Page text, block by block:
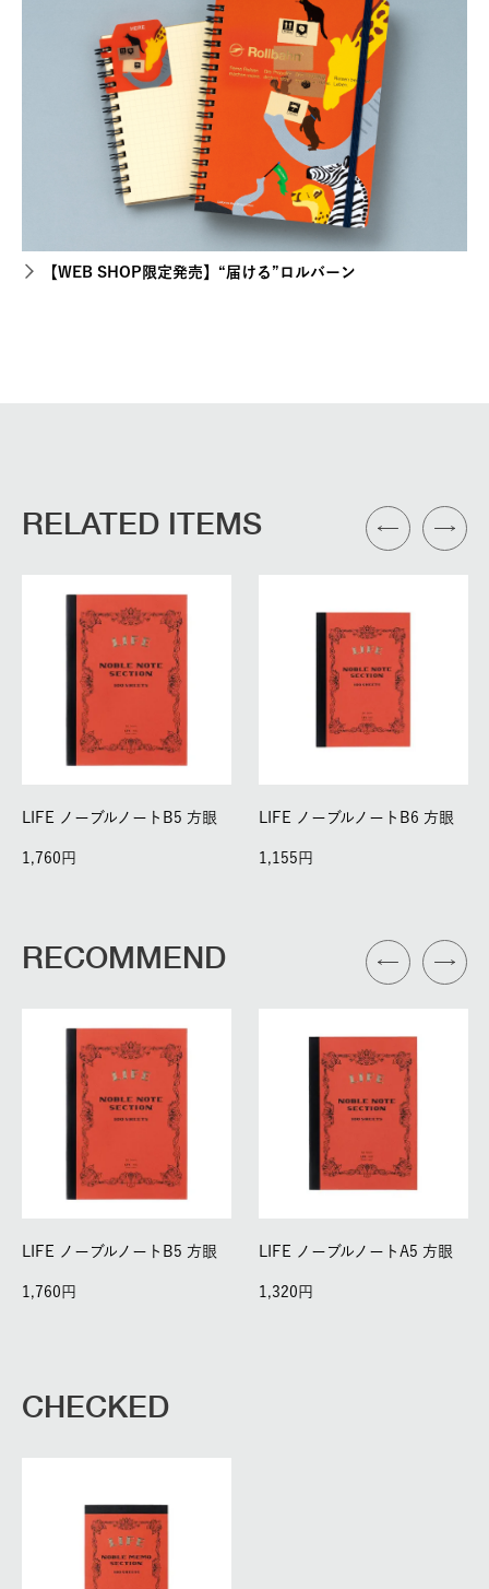
【WEB SHOP限定発売】“届ける”ロルバーン
RELATED ITEMS
LIFE ノーブルノートB5 方眼
1,760
LIFE ノーブルノートB6 方眼
1,155
RECOMMEND
LIFE ノーブルノートB5 方眼
1,760
LIFE ノーブルノートA5 方眼
1,320
CHECKED